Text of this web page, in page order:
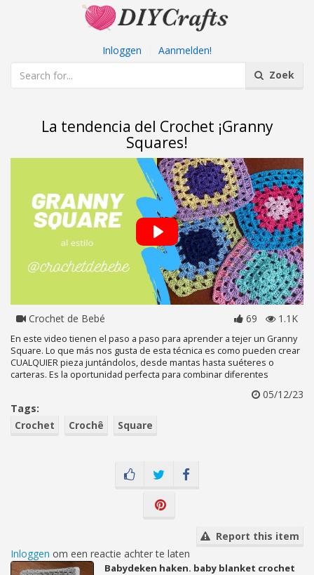
Inloggen
Aanmelden!
Zoek
La tendencia del Crochet ¡Granny
Squares!
Crochet de Bebé 69 1.1K
En este video tienen el paso a paso para aprender a tejer un Granny
Square. Lo que más nos gusta de esta técnica es como pueden crear
CUALQUIER pieza juntándolos, desde mantas hasta suéteres o
carteras. Es la oportunidad perfecta para combinar diferentes
05/12/23
Tags:
Crochet
Crochê Square
Report this item
Inloggen om een reactie achter te laten
Babydeken haken. baby blanket crochet